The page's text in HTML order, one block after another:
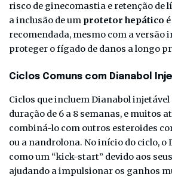
risco de ginecomastia e retenção de
a inclusão de um protetor hepático
recomendada, mesmo com a versão
proteger o fígado de danos a longo
Ciclos Comuns com Dianabol
Ciclos que incluem Dianabol
duração de 6 a 8 semanas, e muitos
combiná-lo com outros esteroides
ou a nandrolona. No início do ciclo, o
como um “kick-start” devido aos
ajudando a impulsionar os ganhos